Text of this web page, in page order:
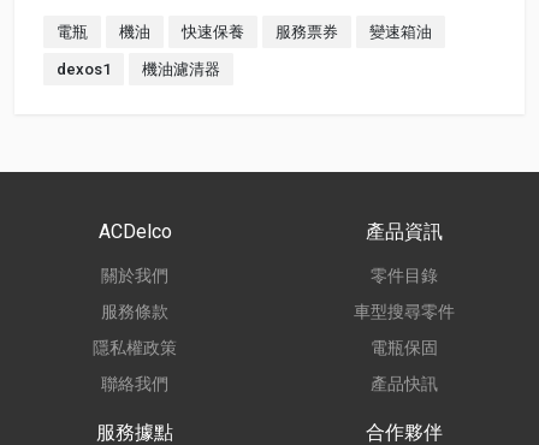
電瓶 機油 快速保養 服務票券 變速箱油
dexos1 機油濾清器
ACDelco
關於我們
服務條款
隱私權政策
聯絡我們
產品資訊
零件目錄
車型搜尋零件
電瓶保固
產品快訊
服務據點 合作夥伴